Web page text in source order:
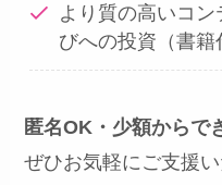
より質の高いコ
びへの投資（書籍
匿名OK・少額からで
ぜひお気軽にご支援